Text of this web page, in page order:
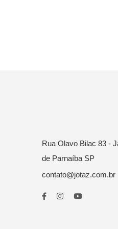
Rua Olavo Bilac 83 -
de Parnaíba SP
contato@jotaz.com.br